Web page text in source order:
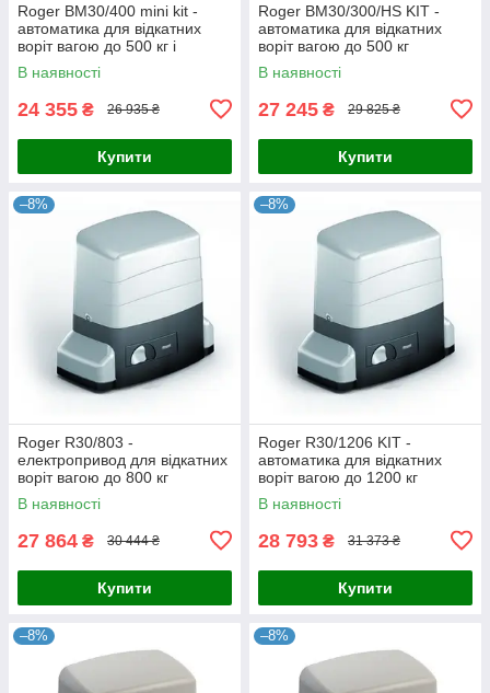
Roger BM30/400 mini kit -
автоматика для відкатних
воріт вагою до 500 кг і
довжиною стулки до 8 м
В наявності
24 355 ₴ 26 935 ₴
Купити
Roger BM30/300/HS KIT -
автоматика для відкатних
воріт вагою до 500 кг
В наявності
27 245 ₴ 29 825 ₴
Купити
–8%
Roger R30/803 -
електропривод для відкатних
воріт вагою до 800 кг
В наявності
27 864 ₴ 30 444 ₴
Купити
–8%
Roger R30/1206 KIT -
автоматика для відкатних
воріт вагою до 1200 кг
В наявності
28 793 ₴ 31 373 ₴
Купити
–8% –8%